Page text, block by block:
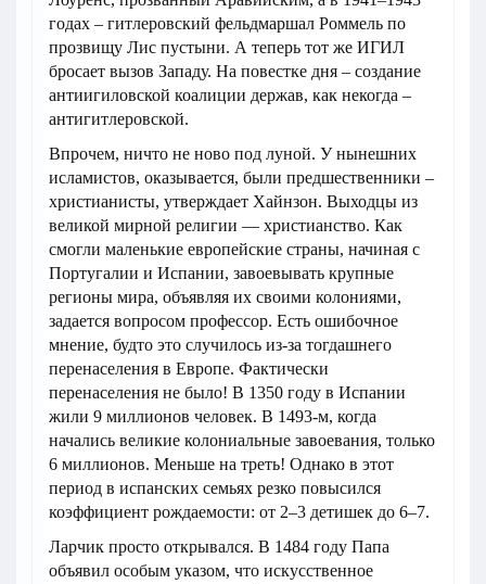
годах – гитлеровский фельдмаршал Роммель по
прозвищу Лис пустыни. А теперь тот же ИГИЛ
бросает вызов Западу. На повестке дня – создание
антиигиловской коалиции держав, как некогда –
антигитлеровской.
Впрочем, ничто не ново под луной. У нынешних
исламистов, оказывается, были предшественники –
христианисты, утверждает Хайнзон. Выходцы из
великой мирной религии — христианство. Как
смогли маленькие европейские страны, начиная с
Португалии и Испании, завоевывать крупные
регионы мира, объявляя их своими колониями,
задается вопросом профессор. Есть ошибочное
мнение, будто это случилось из-за тогдашнего
перенаселения в Европе. Фактически
перенаселения не было! В 1350 году в Испании
жили 9 миллионов человек. В 1493-м, когда
начались великие колониальные завоевания, только
6 миллионов. Меньше на треть! Однако в этот
период в испанских семьях резко повысился
коэффициент рождаемости: от 2–3 детишек до 6–7.
Ларчик просто открывался. В 1484 году Папа
объявил особым указом, что искусственное